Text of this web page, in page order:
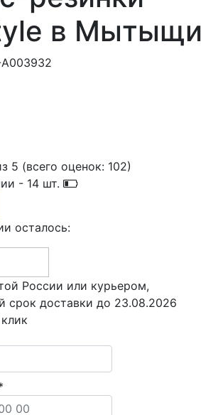
в Мытыщи
5 (всего оценок: 102)
- 14 шт.
осталось:
России или курьером,
срок доставки до 23.08.2026